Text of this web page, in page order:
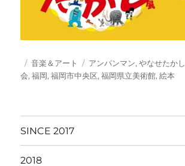
投
稿
カ
テ
音楽＆アート
タ
グ
アンパンマン,やなせたかし
会,福岡,福岡市中央区,福岡県立美術館,絵本
SINCE 2017
2018